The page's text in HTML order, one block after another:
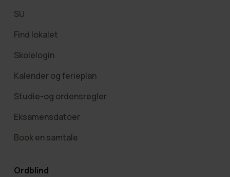
SU
Find lokalet
Skolelogin
Kalender og ferieplan
Studie-og ordensregler
Eksamensdatoer
Book en samtale
Ordblind